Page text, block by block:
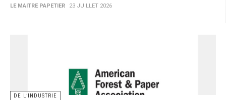
LE MAITRE PAPETIER 23 JUILLET 2026
DE L’INDUSTRIE